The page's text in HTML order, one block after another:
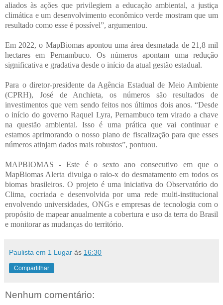
aliados às ações que privilegiem a educação ambiental, a justiça
climática e um desenvolvimento econômico verde mostram que um
resultado como esse é possível”, argumentou.
Em 2022, o MapBiomas apontou uma área desmatada de 21,8 mil
hectares em Pernambuco. Os números apontam uma redução
significativa e gradativa desde o início da atual gestão estadual.
Para o diretor-presidente da Agência Estadual de Meio Ambiente
(CPRH), José de Anchieta, os números são resultados de
investimentos que vem sendo feitos nos últimos dois anos. “Desde
o início do governo Raquel Lyra, Pernambuco tem virado a chave
na questão ambiental. Isso é uma prática que vai continuar e
estamos aprimorando o nosso plano de fiscalização para que esses
números atinjam dados mais robustos”, pontuou.
MAPBIOMAS - Este é o sexto ano consecutivo em que o
MapBiomas Alerta divulga o raio-x do desmatamento em todos os
biomas brasileiros. O projeto é uma iniciativa do Observatório do
Clima, cocriada e desenvolvida por uma rede multi-institucional
envolvendo universidades, ONGs e empresas de tecnologia com o
propósito de mapear anualmente a cobertura e uso da terra do Brasil
e monitorar as mudanças do território.
Paulista em 1 Lugar às 16:30
Compartilhar
Nenhum comentário: